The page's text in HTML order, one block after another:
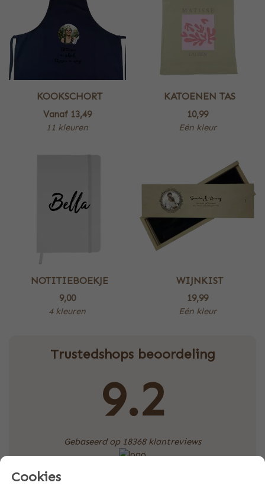
KOOKSCHORT
Vanaf 13,49
11 kleuren
KATOENEN TAS
10,99
Eén kleur
NOTITIEBOEKJE
9,00
4 kleuren
WIJNKIST
19,99
Eén kleur
Trustedshops beoordeling
9.2
Gebaseerd op 18368 klantreviews
Cookies